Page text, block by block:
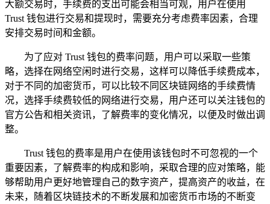
大额交易时，手续费的支出可能会相当可观，用户在使用
Trust 钱包进行交易和提现时，需要充分考虑费率因素，合理
安排交易时间和金额。
为了应对 Trust 钱包的费率问题，用户可以采取一些策
略，选择在网络空闲时进行交易，这样可以降低手续费成本，
对于不同的加密货币，可以比较不同区块链网络的手续费情
况，选择手续费较低的网络进行交易，用户还可以关注钱包的
官方公告和相关资讯，了解费率的变化情况，以便及时做出调
整。
Trust 钱包的费率是用户在使用该钱包时不可忽视的一个
重要因素，了解费率的构成和影响，采取合理的应对策略，能
够帮助用户更好地管理自己的数字资产，提高资产的收益，在
未来，随着区块链技术的不断发展和加密货币市场的不断变